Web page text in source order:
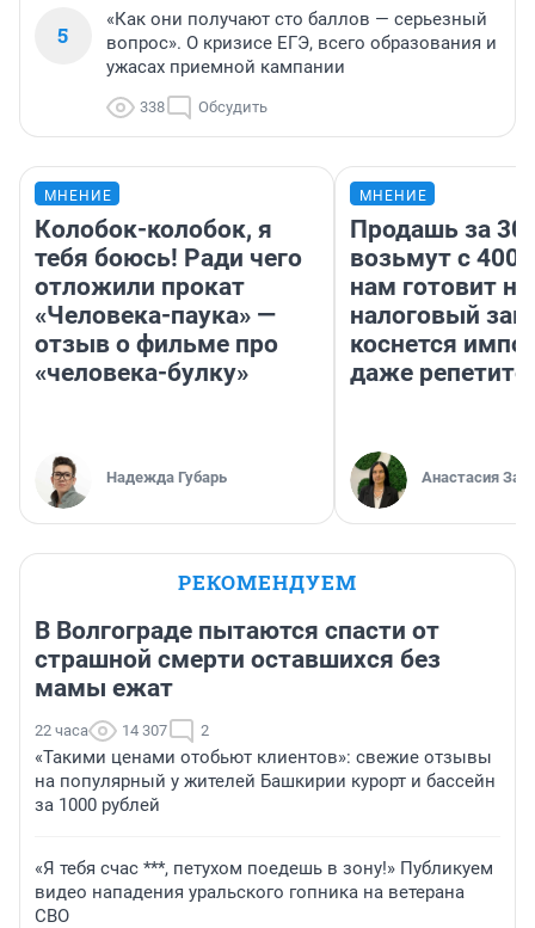
5
«Как они получают сто баллов — серьезный
вопрос». О кризисе ЕГЭ, всего образования и
ужасах приемной кампании
338 Обсудить
МНЕНИЕ
Колобок-колобок, я
тебя боюсь! Ради чего
отложили прокат
«Человека-паука» —
отзыв о фильме про
«человека-булку»
Надежда Губарь
МНЕНИЕ
Продашь за
возьмут с
нам готовит
налоговый
коснется
даже
Анастасия
РЕКОМЕНДУЕМ
В Волгограде пытаются спасти от
страшной смерти оставшихся без
мамы ежат
22 часа 14 307 2
«Такими ценами отобьют клиентов»: свежие отзывы
на популярный у жителей Башкирии курорт и бассейн
за 1000 рублей
«Я тебя счас ***, петухом поедешь в зону!» Публикуем
видео нападения уральского гопника на ветерана
СВО